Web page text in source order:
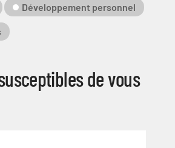
Développement personnel
de vous